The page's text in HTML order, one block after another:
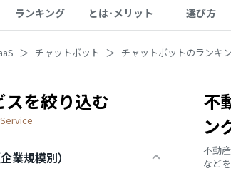
ランキング とは･メリット 選び方
チャットボット チャットボットのランキ
スを絞り込む
業規模別）
不
ン
不動
など